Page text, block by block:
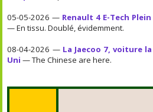
05-05-2026 — Renault 4 E-Tech
— En tissu. Doublé, évidemment.
08-04-2026 — La Jaecoo 7, voiture
Uni — The Chinese are here.